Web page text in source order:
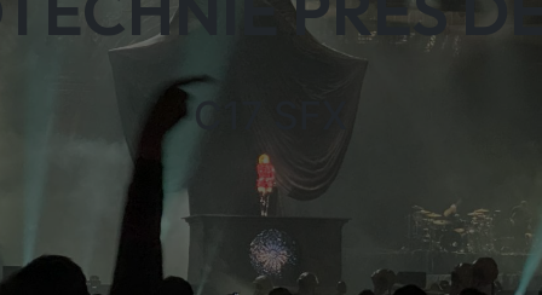
C17 SFX